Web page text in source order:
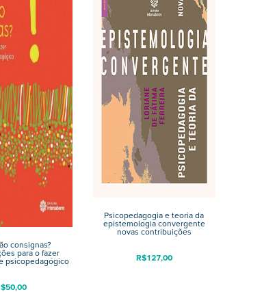
consignas?
para o fazer
psicopedagógico
50,00
Psicopedagogia e teoria da
epistemologia convergente
novas contribuições
R$127,00